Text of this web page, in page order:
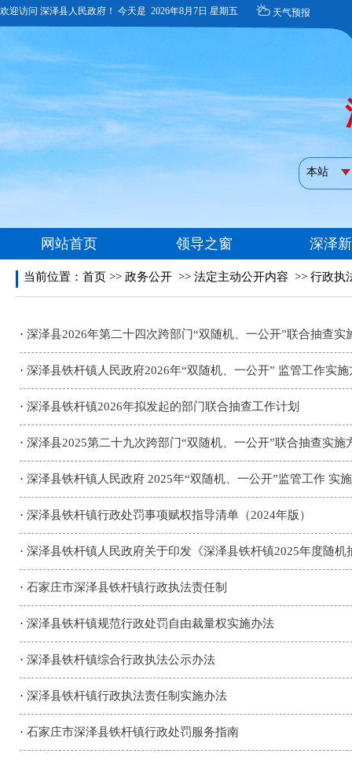
当前位置： 首页 >> 政务公开 >> 法定主动公开内容 >> 行政执
· 深泽县2026年第二十四次跨部门“双随机、一公开”联合抽查实
· 深泽县铁杆镇人民政府2026年“双随机、一公开” 监管工作实施
· 深泽县铁杆镇2026年拟发起的部门联合抽查工作计划
· 深泽县2025第二十九次跨部门“双随机、一公开”联合抽查实施
· 深泽县铁杆镇人民政府 2025年“双随机、一公开”监管工作 实
· 深泽县铁杆镇行政处罚事项赋权指导清单（2024年版）
· 深泽县铁杆镇人民政府关于印发《深泽县铁杆镇2025年度随机
· 石家庄市深泽县铁杆镇行政执法责任制
· 深泽县铁杆镇规范行政处罚自由裁量权实施办法
· 深泽县铁杆镇综合行政执法公示办法
· 深泽县铁杆镇行政执法责任制实施办法
· 石家庄市深泽县铁杆镇行政处罚服务指南